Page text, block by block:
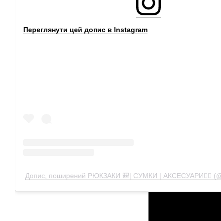
Переглянути цей допис в Instagram
Допис, поширений РЮКЗАКИ 🎒| СУМКИ | АКСЕСУАРИ✌🏻